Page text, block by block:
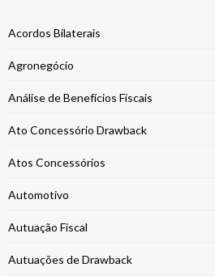
Acordos Bilaterais
Agronegócio
Análise de Benefícios Fiscais
Ato Concessório Drawback
Atos Concessórios
Automotivo
Autuação Fiscal
Autuações de Drawback